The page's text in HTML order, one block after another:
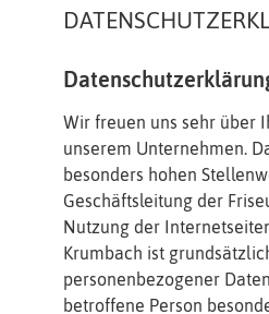
Wir freuen uns sehr über
unserem Unternehmen.
besonders hohen
Geschäftsleitung der
Nutzung der
Krumbach ist
personenbezogener
betroffene Person